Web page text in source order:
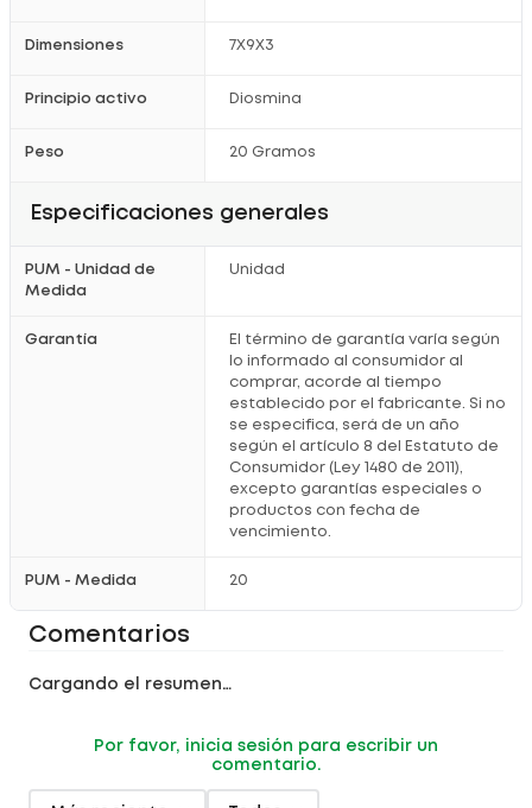
Dimensiones 7X9X3
Principio activo Diosmina
Peso 20 Gramos
Especificaciones generales
PUM - Unidad de
Medida
Unidad
Garantía
El término de garantía varía según
lo informado al consumidor al
comprar, acorde al tiempo
establecido por el fabricante. Si no
se especifica, será de un año
según el artículo 8 del Estatuto de
Consumidor (Ley 1480 de 2011),
excepto garantías especiales o
productos con fecha de
vencimiento.
PUM - Medida 20
Comentarios
Cargando el resumen…
Por favor, inicia sesión para escribir un
comentario.